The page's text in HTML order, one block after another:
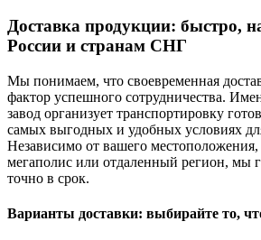
Доставка продукции: быстро,
России и странам СНГ
Мы понимаем, что своевременная
фактор успешного сотрудничества.
завод организует транспортировку
самых выгодных и удобных условиях
Независимо от вашего
мегаполис или отдаленный регион, мы
точно в срок.
Варианты доставки: выбирайте то,